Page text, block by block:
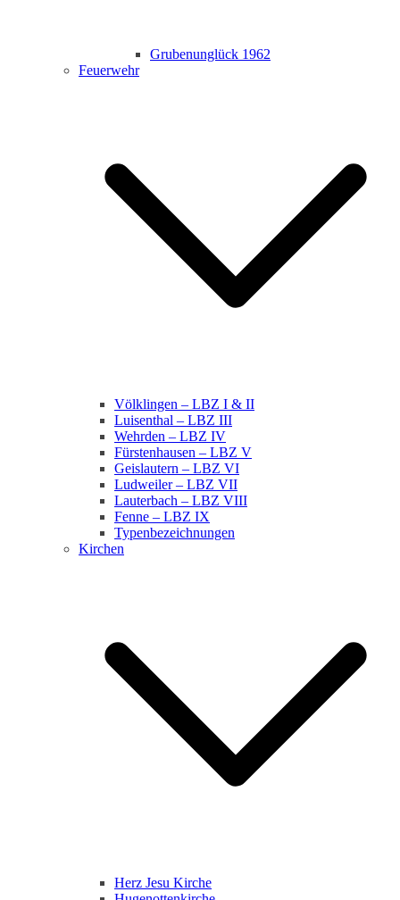
Grubenunglück 1962
Feuerwehr
Völklingen – LBZ I & II
Luisenthal – LBZ III
Wehrden – LBZ IV
Fürstenhausen – LBZ V
Geislautern – LBZ VI
Ludweiler – LBZ VII
Lauterbach – LBZ VIII
Fenne – LBZ IX
Typenbezeichnungen
Kirchen
Herz Jesu Kirche